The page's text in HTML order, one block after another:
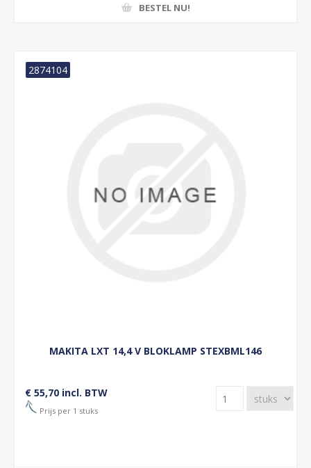
BESTEL NU!
MAKITA LXT 14,4 V BLOKLAMP STEXBML146
2874104
€ 55,70 incl. BTW
Prijs per 1 stuks